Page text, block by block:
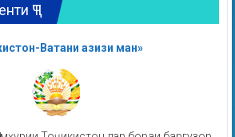
ҶТ
Ватани азизи ман»